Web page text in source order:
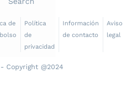
Copyright @2024
de
Política
de
privacidad
Información
de contacto
Aviso
legal